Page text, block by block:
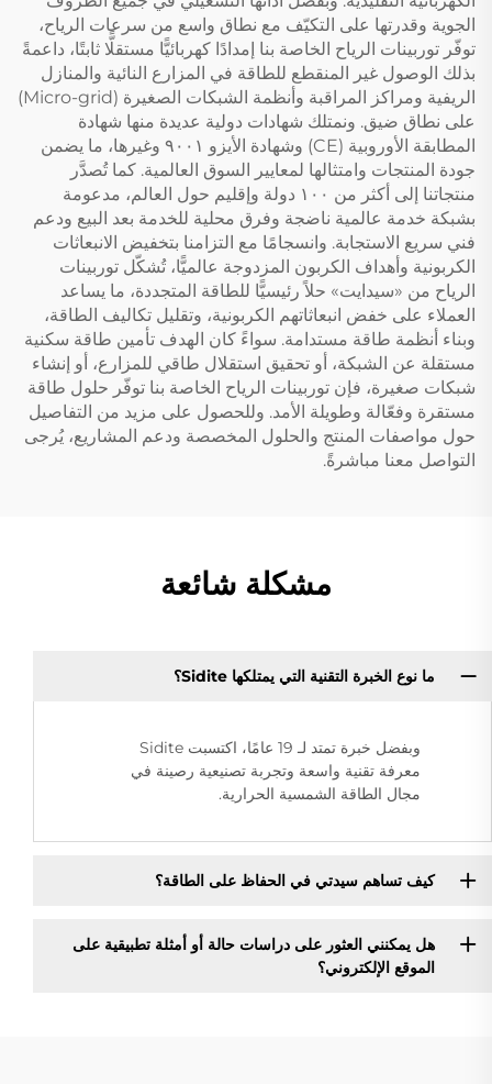
الجوية وقدرتها على التكيّف مع نطاق واسع من سرعات الرياح،
توفّر توربينات الرياح الخاصة بنا إمدادًا كهربائيًّا مستقلًّا ثابتًا، داعمةً
بذلك الوصول غير المنقطع للطاقة في المزارع النائية والمنازل
الريفية ومراكز المراقبة وأنظمة الشبكات الصغيرة (Micro-grid)
على نطاق ضيق. ونمتلك شهادات دولية عديدة منها شهادة
المطابقة الأوروبية (CE) وشهادة الأيزو ٩٠٠١ وغيرها، ما يضمن
جودة المنتجات وامتثالها لمعايير السوق العالمية. كما تُصدَّر
منتجاتنا إلى أكثر من ١٠٠ دولة وإقليم حول العالم، مدعومة
بشبكة خدمة عالمية ناضجة وفرق محلية للخدمة بعد البيع ودعم
فني سريع الاستجابة. وانسجامًا مع التزامنا بتخفيض الانبعاثات
الكربونية وأهداف الكربون المزدوجة عالميًّا، تُشكّل توربينات
الرياح من «سيدايت» حلاً رئيسيًّا للطاقة المتجددة، ما يساعد
العملاء على خفض انبعاثاتهم الكربونية، وتقليل تكاليف الطاقة،
وبناء أنظمة طاقة مستدامة. سواءً كان الهدف تأمين طاقة سكنية
مستقلة عن الشبكة، أو تحقيق استقلال طاقي للمزارع، أو إنشاء
شبكات صغيرة، فإن توربينات الرياح الخاصة بنا توفّر حلول طاقة
مستقرة وفعّالة وطويلة الأمد. وللحصول على مزيد من التفاصيل
حول مواصفات المنتج والحلول المخصصة ودعم المشاريع، يُرجى
التواصل معنا مباشرةً.
مشكلة شائعة
ما نوع الخبرة التقنية التي يمتلكها Sidite؟
وبفضل خبرة تمتد لـ 19 عامًا، اكتسبت Sidite
معرفة تقنية واسعة وتجربة تصنيعية رصينة في
مجال الطاقة الشمسية الحرارية.
كيف تساهم سيدتي في الحفاظ على الطاقة؟
هل يمكنني العثور على دراسات حالة أو أمثلة تطبيقية على
الموقع الإلكتروني؟